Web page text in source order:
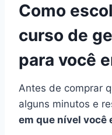
Como
curso de
para você
Antes de comprar
alguns minutos e
em que nível você